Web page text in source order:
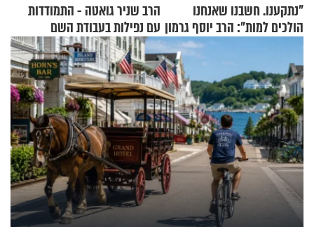
"נתקענו. חשבנו שאנחנו
הולכים למות": הרב יוסף גרמון
בריאיון מרתק
הרב שניר גואטה - התמודדות
עם נפילות בעבודת השם